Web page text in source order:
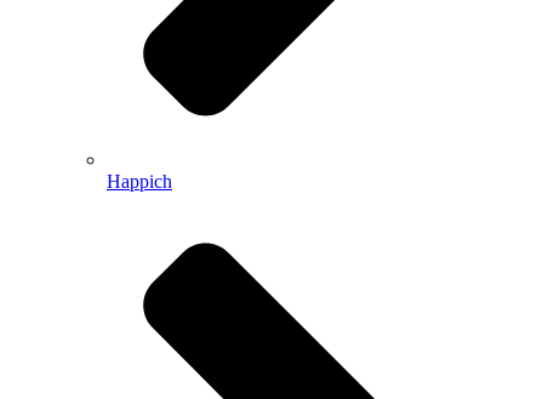
Happich